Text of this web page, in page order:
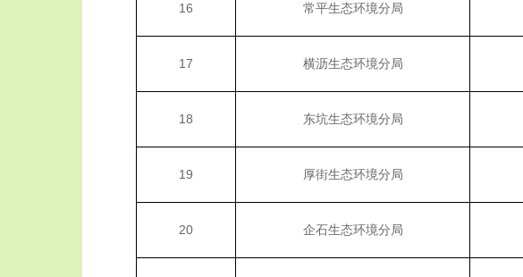
16 常平生态环境分局
17 横沥生态环境分局
18 东坑生态环境分局
19 厚街生态环境分局
20 企石生态环境分局